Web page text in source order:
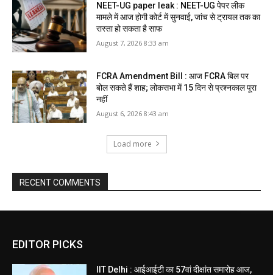
NEET-UG paper leak : NEET-UG पेपर लीक
मामले में आज होगी कोर्ट में सुनवाई, जांच से ट्रायल तक का
रास्ता हो सकता है साफ
August 7, 2026 8:33 am
FCRA Amendment Bill : आज FCRA बिल पर
बोल सकते हैं शाह; लोकसभा में 15 दिन से प्रश्नकाल पूरा
नहीं
August 6, 2026 8:43 am
Load more
RECENT COMMENTS
EDITOR PICKS
IIT Delhi : आईआईटी का 57वां दीक्षांत समारोह आज,